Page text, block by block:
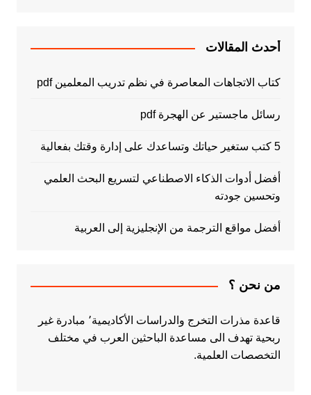
أحدث المقالات
كتاب الاتجاهات المعاصرة في نظم تدريب المعلمين pdf
رسائل ماجستير عن الهجرة pdf
5 كتب ستغير حياتك وتساعدك على إدارة وقتك بفعالية
أفضل أدوات الذكاء الاصطناعي لتسريع البحث العلمي
وتحسين جودته
أفضل مواقع الترجمة من الإنجليزية إلى العربية
من نحن ؟
قاعدة مذرات التخرج والدراسات الأكاديمية٬ مبادرة غير
ربحية تهدف الى مساعدة الباحثين العرب في مختلف
التخصصات العلمية.